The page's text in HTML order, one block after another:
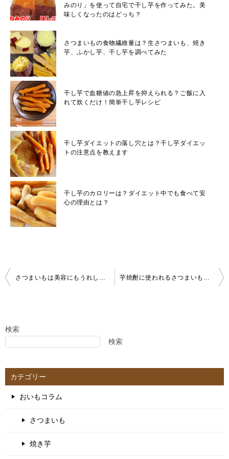
みのり」を使って自宅で干し芋を作ってみた。美
味しくなったのはどっち？
さつまいもの食物繊維量は？生さつまいも、焼き
芋、ふかし芋、干し芋を調べてみた
干し芋で血糖値の急上昇を抑えられる？ご飯に入
れて炊くだけ！簡単干し芋レシピ
干し芋ダイエットの落し穴とは？干し芋ダイエッ
トの注意点を教えます
干し芋のカロリーは？ダイエット中でも食べて安
心の理由とは？
投
稿
ゲ
ョ
ン
さつまいもは美容にもうれしい食材。美肌・腸内環境・むくみ対策までやさしく整える理由とは？ 芋焼酎に使われるさつまいもは何が違う？黄金千貫や紫芋の特徴・品種の違いをわかりやすく解説
検索
検索
カテゴリー
おいもコラム
さつまいも
焼き芋